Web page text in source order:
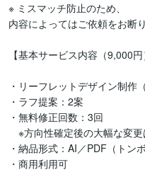
※ ミスマッチ防止のため、
内容によってはご依頼をお断
【基本サービス内容（9,000円
・リーフレットデザイン制作
・ラフ提案：2案
・無料修正回数：3回
※方向性確定後の大幅な変
・納品形式：AI／PDF（トンボ
・商用利用可